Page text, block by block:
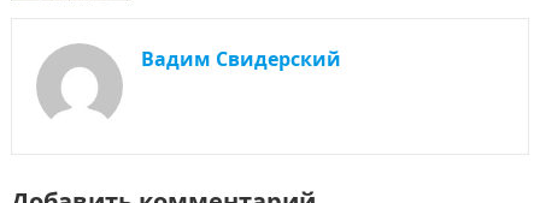
Вадим Свидерский